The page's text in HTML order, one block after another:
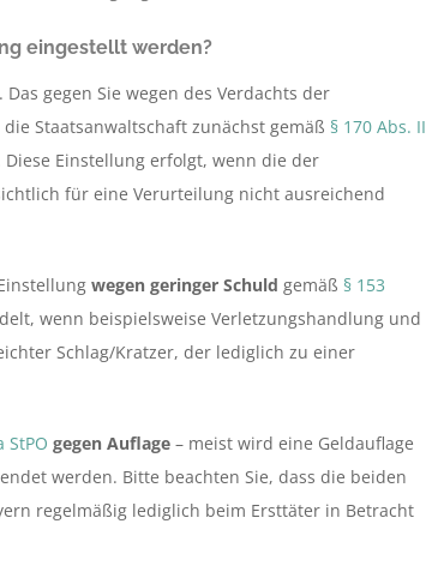
eingestellt werden?
gegen Sie wegen des Verdachts der
Staatsanwaltschaft zunächst gemäß § 170 Abs. II
Einstellung erfolgt, wenn die der
für eine Verurteilung nicht ausreichend
wegen geringer Schuld gemäß § 153
wenn beispielsweise Verletzungshandlung und
Schlag/Kratzer, der lediglich zu einer
StPO gegen Auflage – meist wird eine Geldauflage
werden. Bitte beachten Sie, dass die beiden
regelmäßig lediglich beim Ersttäter in Betracht